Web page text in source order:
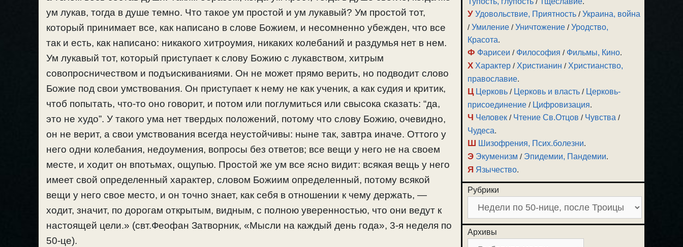
ум лукав, тогда в душе темно. Что такое ум простой и ум лукавый? Ум простой тот,
который принимает все, как написано в слове Божием, и несомненно убежден, что все
так и есть, как написано: никакого хитроумия, никаких колебаний и раздумья нет в нем.
Ум лукавый тот, который приступает к слову Божию с лукавством, хитрым
совопросничеством и подъискиваниями. Он не может прямо верить, но подводит слово
Божие под свои умствования. Он приступает к нему не как ученик, а как судия и критик,
чтоб попытать, что-то оно говорит, и потом или поглумиться или свысока сказать: “да,
это не худо”. У такого ума нет твердых положений, потому что слову Божию, очевидно,
он не верит, а свои умствования всегда неустойчивы: ныне так, завтра иначе. Оттого у
него одни колебания, недоумения, вопросы без ответов; все вещи у него не на своем
месте, и ходит он впотьмах, ощупью. Простой же ум все ясно видит: всякая вещь у него
имеет свой определенный характер, словом Божиим определенный, потому всякой
вещи у него свое место, и он точно знает, как себя в отношении к чему держать, —
ходит, значит, по дорогам открытым, видным, с полною уверенностью, что они ведут к
настоящей цели.» (свт.Феофан Затворник, «Мысли на каждый день года», 3-я неделя по
50-це).
У Удовольствие, Приятность /Украина, война
/Умиление /Уничтожение /Уродство,
Красота.
Ф Фарисеи / Философия / Фильмы, Кино.
Х Характер / Христианин / Христианство,
православие.
Ц Церковь / Церковь и власть / Церковь-
присоединение / Цифровизация.
Ч Человек / Чтение Св.Отцов / Чувства /
Чудеса.
Ш Шизофрения, Псих.болезни.
Э Экуменизм / Эпидемии, Пандемии.
Я Язычество.
Рубрики
Архивы